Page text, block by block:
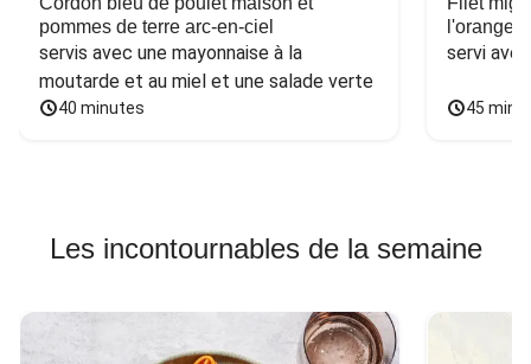
pommes de terre arc-en-ciel
servis avec une mayonnaise à la
moutarde et au miel et une salade verte
40 minutes
l'orange
servi
45
Les incontournables de la semaine